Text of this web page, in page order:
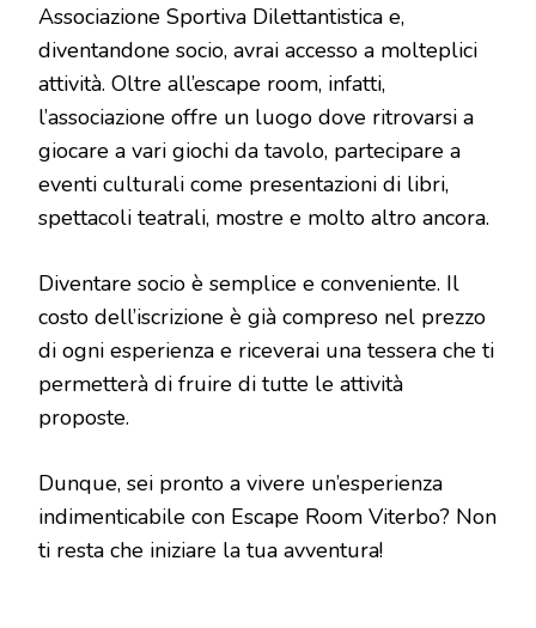
Associazione Sportiva Dilettantistica e,
diventandone socio, avrai accesso a molteplici
attività. Oltre all’escape room, infatti,
l’associazione offre un luogo dove ritrovarsi a
giocare a vari giochi da tavolo, partecipare a
eventi culturali come presentazioni di libri,
spettacoli teatrali, mostre e molto altro ancora.
Diventare socio è semplice e conveniente. Il
costo dell’iscrizione è già compreso nel prezzo
di ogni esperienza e riceverai una tessera che ti
permetterà di fruire di tutte le attività
proposte.
Dunque, sei pronto a vivere un’esperienza
indimenticabile con Escape Room Viterbo? Non
ti resta che iniziare la tua avventura!